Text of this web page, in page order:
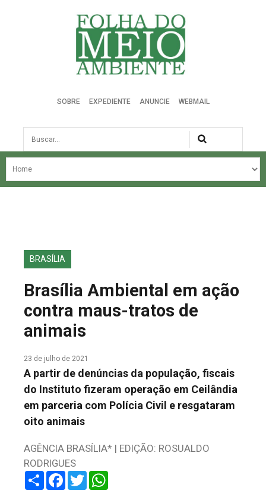
Folha do Meio Ambiente
SOBRE EXPEDIENTE ANUNCIE WEBMAIL
Busca
NOSSA HISTÓRIA
EDIÇÕES ANTERIORES
FALE CONOSCO
BRASÍLIA
Brasília Ambiental em ação
contra maus-tratos de
animais
23 de julho de 2021
A partir de denúncias da população, fiscais
do Instituto fizeram operação em Ceilândia
em parceria com Polícia Civil e resgataram
oito animais
AGÊNCIA BRASÍLIA* | EDIÇÃO: ROSUALDO
RODRIGUES
ShareFacebook
Twitter